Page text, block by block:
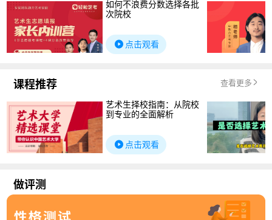
如何不浪费分数选择各批
次院校
点击观看
课程推荐 查看更多
艺术生择校指南：从院校
到专业的全面解析
点击观看
做评测